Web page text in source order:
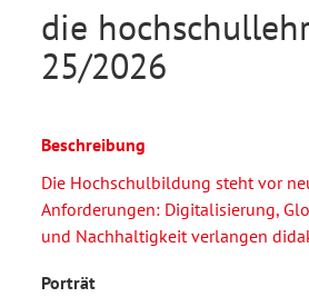
die
25/2026
Beschreibung
Die Hochschulbildung steht vor
Anforderungen: Digitalisierung,
und Nachhaltigkeit verlangen
Porträt